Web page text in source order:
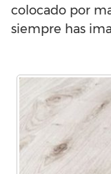
colocado por
siempre has